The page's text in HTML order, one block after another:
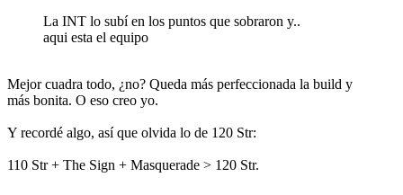
La INT lo subí en los puntos que sobraron y..
aqui esta el equipo
Mejor cuadra todo, ¿no? Queda más perfeccionada la build y
más bonita. O eso creo yo.
Y recordé algo, así que olvida lo de 120 Str:
110 Str + The Sign + Masquerade > 120 Str.